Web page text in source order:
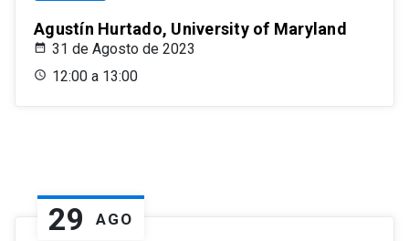
Agustín Hurtado, University of Maryland
31 de Agosto de 2023
12:00 a 13:00
29 AGO